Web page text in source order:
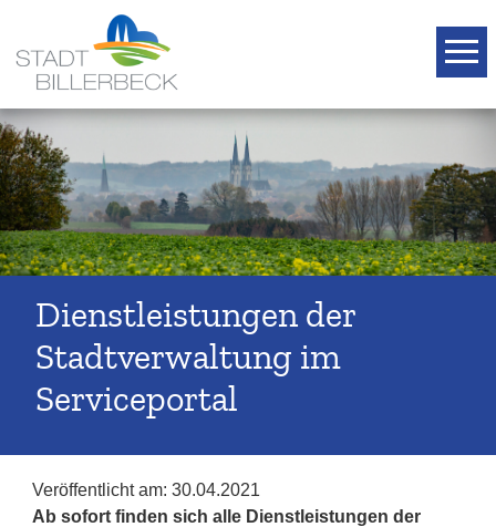
Dienstleistungen der
Stadtverwaltung im
Serviceportal
Veröffentlicht am: 30.04.2021
Ab sofort finden sich alle Dienstleistungen der